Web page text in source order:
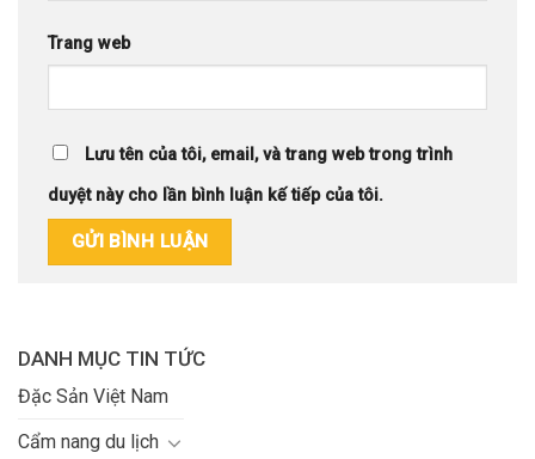
Trang web
Lưu tên của tôi, email, và trang web trong trình
duyệt này cho lần bình luận kế tiếp của tôi.
DANH MỤC TIN TỨC
Đặc Sản Việt Nam
Cẩm nang du lịch